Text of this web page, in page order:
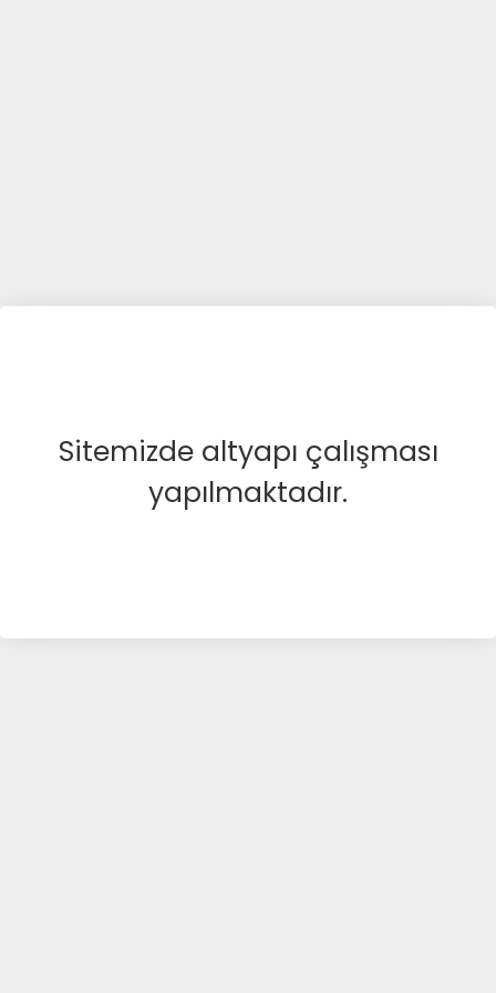
Sitemizde altyapı çalışması
yapılmaktadır.